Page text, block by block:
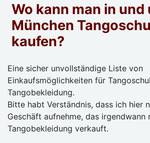
Wo kann man in und
München
kaufen?
Eine sicher unvollständige Liste von
Einkaufsmöglichkeiten für
Tangobekleidung.
Bitte habt Verständnis, dass ich hier
Geschäft aufnehme, das irgendwann
Tangobekleidung verkauft.